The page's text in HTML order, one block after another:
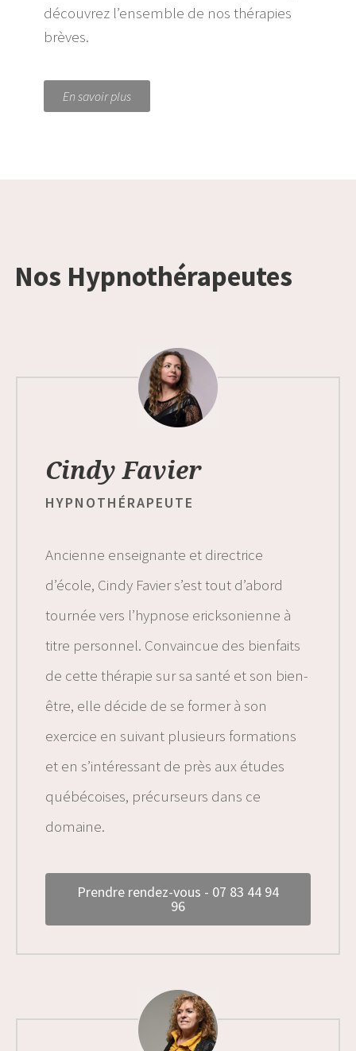
découvrez l’ensemble de nos thérapies
brèves.
En savoir plus
Nos Hypnothérapeutes
Cindy Favier
HYPNOTHÉRAPEUTE
Ancienne enseignante et directrice
d’école, Cindy Favier s’est tout d’abord
tournée vers l’hypnose ericksonienne à
titre personnel. Convaincue des bienfaits
de cette thérapie sur sa santé et son bien-
être, elle décide de se former à son
exercice en suivant plusieurs formations
et en s’intéressant de près aux études
québécoises, précurseurs dans ce
domaine.
Prendre rendez-vous - 07 83 44 94
96